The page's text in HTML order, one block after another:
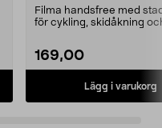
Filma handsfree med
för cykling, skidåkning
169,00
Lägg i varukorg